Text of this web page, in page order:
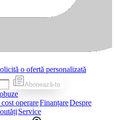
o ofertă personalizată
Abonează-te
operareFinanțareDespre
Service